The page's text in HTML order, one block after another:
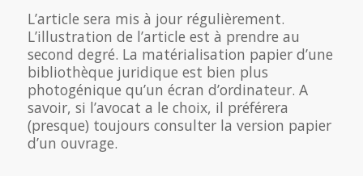
L’article sera mis à jour régulièrement.
L’illustration de l’article est à prendre au
second degré. La matérialisation papier d’une
bibliothèque juridique est bien plus
photogénique qu’un écran d’ordinateur. A
savoir, si l’avocat a le choix, il préférera
(presque) toujours consulter la version papier
d’un ouvrage.